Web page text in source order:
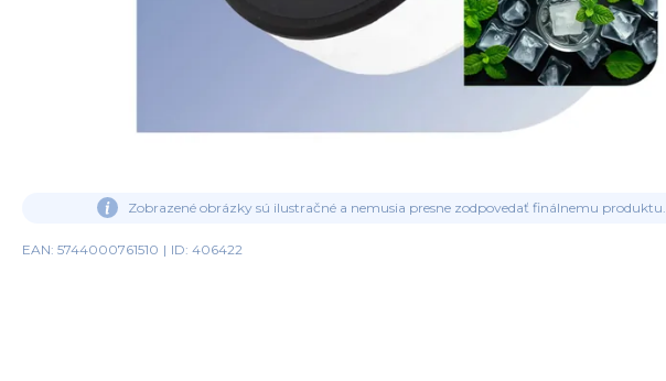
Zobrazené obrázky sú ilustračné a nemusia presne zodpovedať finálnemu produktu.
EAN: 5744000761510 | ID: 406422